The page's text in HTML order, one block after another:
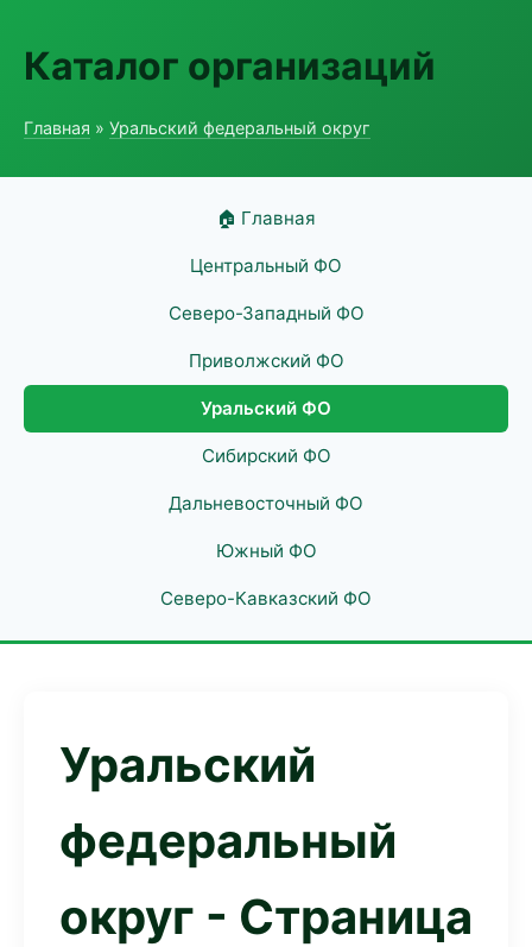
Каталог организаций
Главная » Уральский федеральный округ
🏠 Главная
Центральный ФО
Северо-Западный ФО
Приволжский ФО
Уральский ФО
Сибирский ФО
Дальневосточный ФО
Южный ФО
Северо-Кавказский ФО
Уральский
федеральный
округ - Страница